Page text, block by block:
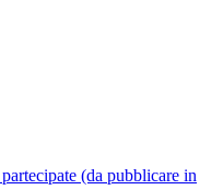
(da pubblicare in